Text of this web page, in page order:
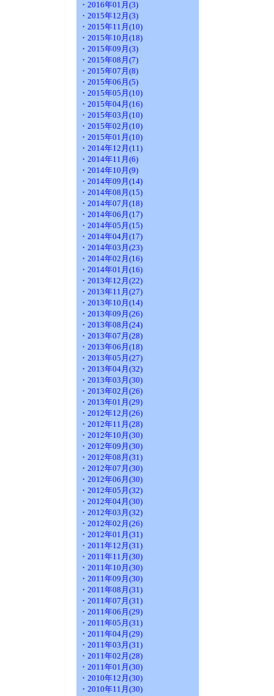
・2016年01月(3)
・2015年12月(3)
・2015年11月(10)
・2015年10月(18)
・2015年09月(3)
・2015年08月(7)
・2015年07月(8)
・2015年06月(5)
・2015年05月(10)
・2015年04月(16)
・2015年03月(10)
・2015年02月(10)
・2015年01月(10)
・2014年12月(11)
・2014年11月(6)
・2014年10月(9)
・2014年09月(14)
・2014年08月(15)
・2014年07月(18)
・2014年06月(17)
・2014年05月(15)
・2014年04月(17)
・2014年03月(23)
・2014年02月(16)
・2014年01月(16)
・2013年12月(22)
・2013年11月(27)
・2013年10月(14)
・2013年09月(26)
・2013年08月(24)
・2013年07月(28)
・2013年06月(18)
・2013年05月(27)
・2013年04月(32)
・2013年03月(30)
・2013年02月(26)
・2013年01月(29)
・2012年12月(26)
・2012年11月(28)
・2012年10月(30)
・2012年09月(30)
・2012年08月(31)
・2012年07月(30)
・2012年06月(30)
・2012年05月(32)
・2012年04月(30)
・2012年03月(32)
・2012年02月(26)
・2012年01月(31)
・2011年12月(31)
・2011年11月(30)
・2011年10月(30)
・2011年09月(30)
・2011年08月(31)
・2011年07月(31)
・2011年06月(29)
・2011年05月(31)
・2011年04月(29)
・2011年03月(31)
・2011年02月(28)
・2011年01月(30)
・2010年12月(30)
・2010年11月(30)